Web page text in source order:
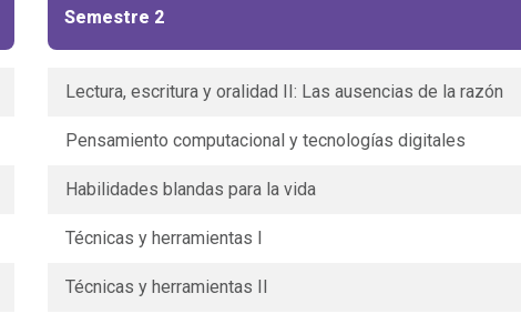
Semestre 2
Lectura, escritura y oralidad II: Las ausencias de la razón
Pensamiento computacional y tecnologías digitales
Habilidades blandas para la vida
Técnicas y herramientas I
Técnicas y herramientas II